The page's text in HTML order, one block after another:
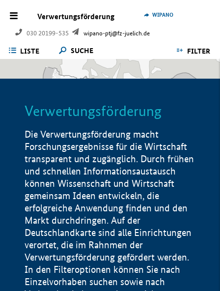
Verwertungsförderung
030 20199-535 wipano-ptj@fz-juelich.de
WIPANO
LISTE SUCHE FILTER
Verwertungsförderung
Die Verwertungsförderung macht
Forschungsergebnisse für die Wirtschaft
transparent und zugänglich. Durch frühen
und schnellen Informationsaustausch
können Wissenschaft und Wirtschaft
gemeinsam Ideen entwickeln, die
erfolgreiche Anwendung finden und den
Markt durchdringen. Auf der
Deutschlandkarte sind alle Einrichtungen
verortet, die im Rahnmen der
Verwertungsförderung gefördert werden.
In den Filteroptionen können Sie nach
Einzelvorhaben suchen sowie nach